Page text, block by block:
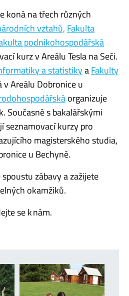
koná na třech různých
vztahů, Fakulta
podnikohospodářská
kurz v Areálu Tesla na Seči.
a statistikyaFakulty
v Areálu Dobronice u
organizuje
Současně s bakalářskými
seznamovací kurzy pro
magisterského studia,
u Bechyně.
zábavy a zažijete
okamžiků.
se k nám.